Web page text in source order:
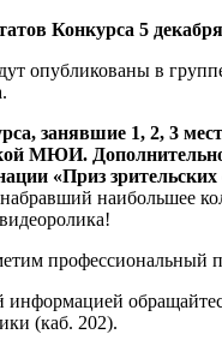
Конкурса 5 декабря
опубликованы в
занявшие 1, 2, 3
МЮИ.
«Приз
наибольшее
профессиональный
информацией
(каб. 202).